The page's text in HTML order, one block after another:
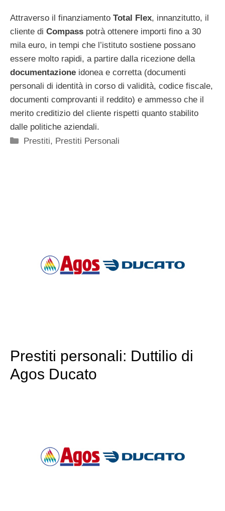
Attraverso il finanziamento Total Flex, innanzitutto, il
cliente di Compass potrà ottenere importi fino a 30
mila euro, in tempi che l’istituto sostiene possano
essere molto rapidi, a partire dalla ricezione della
documentazione idonea e corretta (documenti
personali di identità in corso di validità, codice fiscale,
documenti comprovanti il reddito) e ammesso che il
merito creditizio del cliente rispetti quanto stabilito
dalle politiche aziendali.
Categorie
Prestiti, Prestiti Personali
Prestiti personali: Duttilio di
Agos Ducato